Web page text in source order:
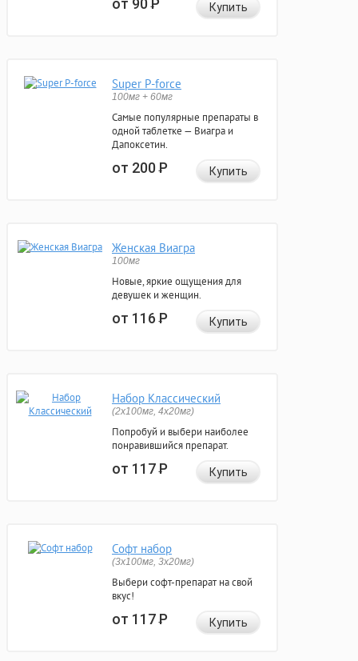
от 90Р Купить
Super P-force
100мг + 60мг
Самые популярные препараты в
одной таблетке — Виагра и
Дапоксетин.
от 200Р Купить
Женская Виагра
100мг
Новые, яркие ощущения для
девушек и женщин.
от 116Р Купить
Набор Классический
(2x100мг, 4x20мг)
Попробуй и выбери наиболее
понравившийся препарат.
от 117Р Купить
Софт набор
(3x100мг, 3x20мг)
Выбери софт-препарат на свой
вкус!
от 117Р Купить